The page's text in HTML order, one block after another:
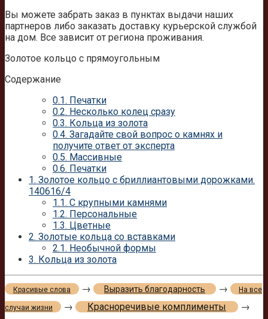
Вы можете забрать заказ в пунктах выдачи наших
партнеров либо заказать доставку курьерской службой
на дом. Все зависит от региона проживания.
Золотое кольцо с прямоугольным
Содержание
0.1. Печатки
0.2. Несколько колец сразу
0.3. Кольца из золота
0.4. Загадайте свой вопрос о камнях и
получите ответ от эксперта
0.5. Массивные
0.6. Печатки
1. Золотое кольцо с бриллиантовыми дорожками.
140616/4
1.1. С крупными камнями
1.2. Персональные
1.3. Цветные
2. Золотые кольца со вставками
2.1. Необычной формы
3. Кольца из золота
Красивые слова → Выразить благодарность → На все
случаи жизни → Красноречивые комплименты →